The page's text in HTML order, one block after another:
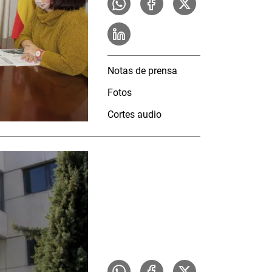
Notas de prensa
Fotos
Cortes audio